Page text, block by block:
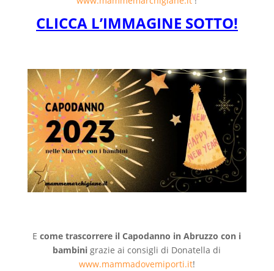
CLICCA L’IMMAGINE SOTTO!
Ecome trascorrere il Capodanno in Abruzzo con i
bambini grazie ai consigli di Donatella di
www.mammadovemiporti.it!